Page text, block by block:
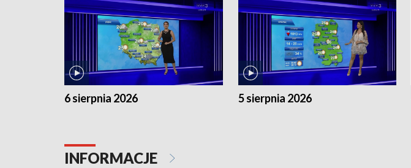
6 sierpnia 2026 5 sierpnia 2026
INFORMACJE